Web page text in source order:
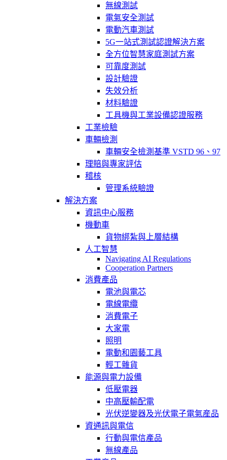
無線測試
電氣安全測試
電動汽車測試
5G一站式測試認證解決方案
全方位智慧家庭測試方案
可靠度測試
設計驗證
失效分析
材料驗證
工具機與工業設備認證服務
工業檢驗
車輛檢測
車輛安全檢測基準 VSTD 96、97
理賠與專家評估
稽核
管理系統驗證
解決方案
資訊中心服務
機動車
貨物綁紮與上層結構
人工智慧
Navigating AI Regulations
Cooperation Partners
消費產品
電池與電芯
電線電纜
消費電子
大家電
照明
電動和園藝工具
輕工雜貨
能源與電力設備
低壓電器
中高壓輸配電
光伏逆變器及光伏電子電氣産品
資通訊與電信
行動與電信產品
無線產品